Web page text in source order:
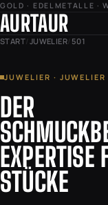
GOLD · EDELMETALLE ·
AURTAUR
START/ JUWELIER/ 501
JUWELIER · JUWELIER
DER
EXPERTISE
STÜCKE